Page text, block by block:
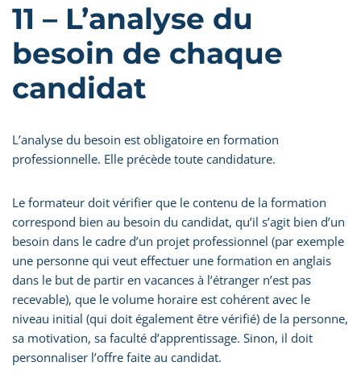
11 – L’analyse du
besoin de chaque
candidat
L’analyse du besoin est obligatoire en formation
professionnelle. Elle précède toute candidature.
Le formateur doit vérifier que le contenu de la formation
correspond bien au besoin du candidat, qu’il s’agit bien d’un
besoin dans le cadre d’un projet professionnel (par exemple
une personne qui veut effectuer une formation en anglais
dans le but de partir en vacances à l’étranger n’est pas
recevable), que le volume horaire est cohérent avec le
niveau initial (qui doit également être vérifié) de la personne,
sa motivation, sa faculté d’apprentissage. Sinon, il doit
personnaliser l’offre faite au candidat.